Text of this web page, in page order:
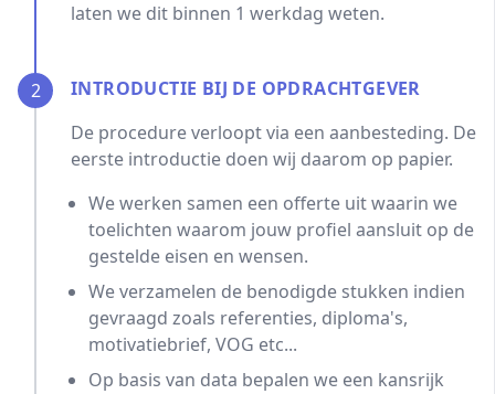
laten we dit binnen 1 werkdag weten.
2
INTRODUCTIE BIJ DE OPDRACHTGEVER
De procedure verloopt via een aanbesteding. De
eerste introductie doen wij daarom op papier.
We werken samen een offerte uit waarin we
toelichten waarom jouw profiel aansluit op de
gestelde eisen en wensen.
We verzamelen de benodigde stukken indien
gevraagd zoals referenties, diploma's,
motivatiebrief, VOG etc...
Op basis van data bepalen we een kansrijk